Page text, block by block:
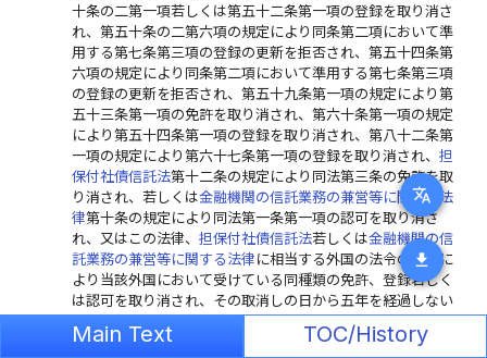
translate
download
十条の二第一項若しくは第五十二条第一項の登録を取り消さ
れ、第五十条の二第六項の規定により同条第二項において準
用する第七条第三項の登録の更新を拒否され、第五十四条第
六項の規定により同条第二項において準用する第七条第三項
の登録の更新を拒否され、第五十九条第一項の規定により第
五十三条第一項の免許を取り消され、第六十条第一項の規定
により第五十四条第一項の登録を取り消され、第八十二条第
一項の規定により第六十七条第一項の登録を取り消され、 担
保付社債信託法第十二条の規定により同法第三条の免許を取
り消され、若しくは金融機関の信託業務の兼営等に関する法
律第十条の規定により同法第一条第一項の認可を取り消さ
れ、又はこの法律、 担保付社債信託法若しくは金融機関の信
託業務の兼営等に関する法律に相当する外国の法令の規定に
より当該外国において受けている同種類の免許、登録若しく
は認可を取り消され、その取消しの日から五年を経過しない
(a)
a person that has been denied renewal of
Main Text TOC/History